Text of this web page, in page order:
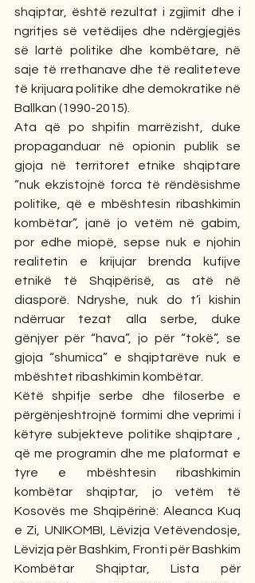
shqiptar, është rezultat i zgjimit dhe i
ngritjes së vetëdijes dhe ndërgjegjës
së lartë politike dhe kombëtare, në
saje të rrethanave dhe të realiteteve
të krijuara politike dhe demokratike në
Ballkan (1990-2015).
Ata që po shpifin marrëzisht, duke
propaganduar në opionin publik se
gjoja në territoret etnike shqiptare
“nuk ekzistojnë forca të rëndësishme
politike, që e mbështesin ribashkimin
kombëtar”, janë jo vetëm në gabim,
por edhe miopë, sepse nuk e njohin
realitetin e krijujar brenda kufijve
etnikë të Shqipërisë, as atë në
diasporë. Ndryshe, nuk do t’i kishin
ndërruar tezat alla serbe, duke
gënjyer për “hava”, jo për “tokë”, se
gjoja “shumica” e shqiptarëve nuk e
mbështet ribashkimin kombëtar.
Këtë shpifje serbe dhe filoserbe e
përgënjeshtrojnë formimi dhe veprimi i
këtyre subjekteve politike shqiptare ,
që me programin dhe me plaformat e
tyre e mbështesin ribashkimin
kombëtar shqiptar, jo vetëm të
Kosovës me Shqipërinë: Aleanca Kuq
e Zi, UNIKOMBI, Lëvizja Vetëvendosje,
Lëvizja për Bashkim, Fronti për Bashkim
Kombëtar Shqiptar, Lista për